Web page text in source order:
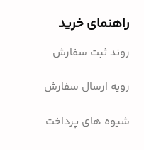
راهنمای خرید
روند ثبت سفارش
رویه ارسال سفارش
شیوه های پرداخت